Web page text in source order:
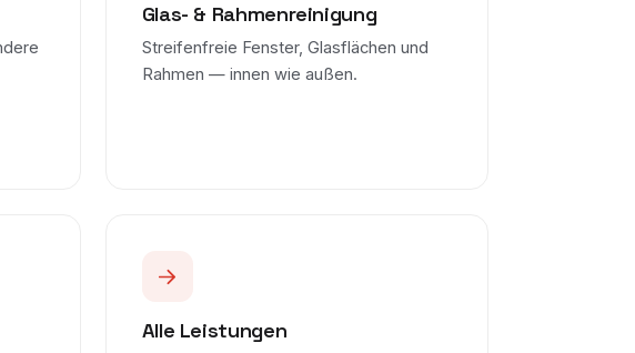
Glas- & Rahmenreinigung
Streifenfreie Fenster, Glasflächen und
Rahmen — innen wie außen.
Alle Leistungen